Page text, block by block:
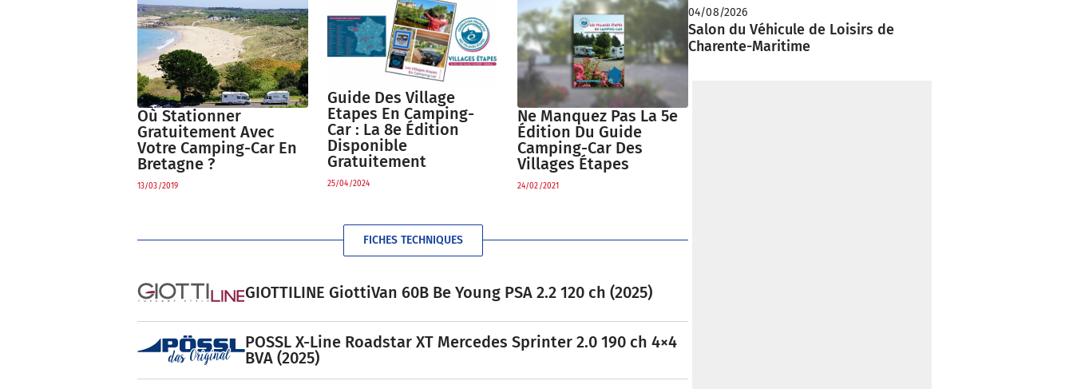
Où Stationner
Gratuitement Avec
Votre Camping-Car En
Bretagne ?
13/03/2019
Guide Des Village
Etapes En Camping-
Car : La 8e Édition
Disponible
Gratuitement
25/04/2024
Ne Manquez Pas La 5e
Édition Du Guide
Camping-Car Des
Villages Étapes
24/02/2021
FICHES TECHNIQUES
GIOTTILINE GiottiVan 60B Be Young PSA 2.2 120 ch (2025)
POSSL X-Line Roadstar XT Mercedes Sprinter 2.0 190 ch 4×4
BVA (2025)
04/08/2026
Salon du Véhicule de Loisirs de
Charente-Maritime